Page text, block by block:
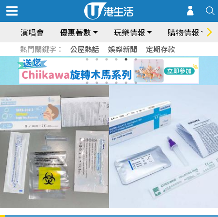
演唱會 優惠著數 玩樂情報 購物情報
熱門關鍵字： 公屋熱話 娛樂新聞 定期存款